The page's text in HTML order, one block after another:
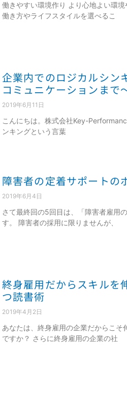
働きやすい環境作り より心地よい環
働き方やライフスタイルを選べるこ
企業内でのロジカルシン
コミュニケーションまで
2019年6月11日
こんにちは。株式会社Key-
ンキングという言葉
障害者の定着サポートの
2019年6月4日
さて最終回の5回目は、「障害者雇用
す。 障害者の採用に限りませんが、
終身雇用だからスキルを
つ読書術
2019年4月2日
あなたは、終身雇用の企業だからこそ
ですか？ さらに終身雇用の企業の社